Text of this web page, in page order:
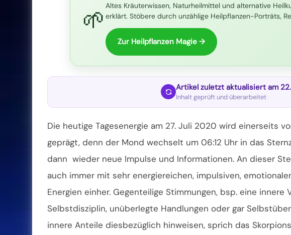
🌱 Altes Kräuterwissen, Naturheilmittel und alternative
erklärt. Stöbere durch unzählige Heilpflanzen-Porträts,
Zur Heilpflanzen Magie →
Artikel zuletzt aktualisiert am
Inhalt geprüft und überarbeitet
Die heutige Tagesenergie am 27. Juli 2020 wird einerseits
geprägt, denn der Mond wechselt um 06:12 Uhr in das
dann wieder neue Impulse und Informationen. An dieser
auch immer mit sehr energiereichen, impulsiven,
Energien einher. Gegenteilige Stimmungen, bsp. eine innere
Selbstdisziplin, unüberlegte Handlungen oder gar
innere Anteile diesbezüglich hinweisen, sprich das